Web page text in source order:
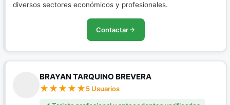
diversos sectores económicos y profesionales.
Contactar
BRAYAN TARQUINO BREVERA
5 Usuarios